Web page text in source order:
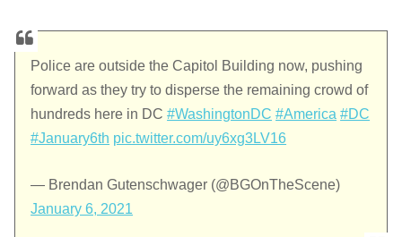
Police are outside the Capitol Building now, pushing
forward as they try to disperse the remaining crowd of
hundreds here in DC#WashingtonDC #America #DC
#January6th pic.twitter.com/uy6xg3LV16
— Brendan Gutenschwager (@BGOnTheScene)
January 6, 2021